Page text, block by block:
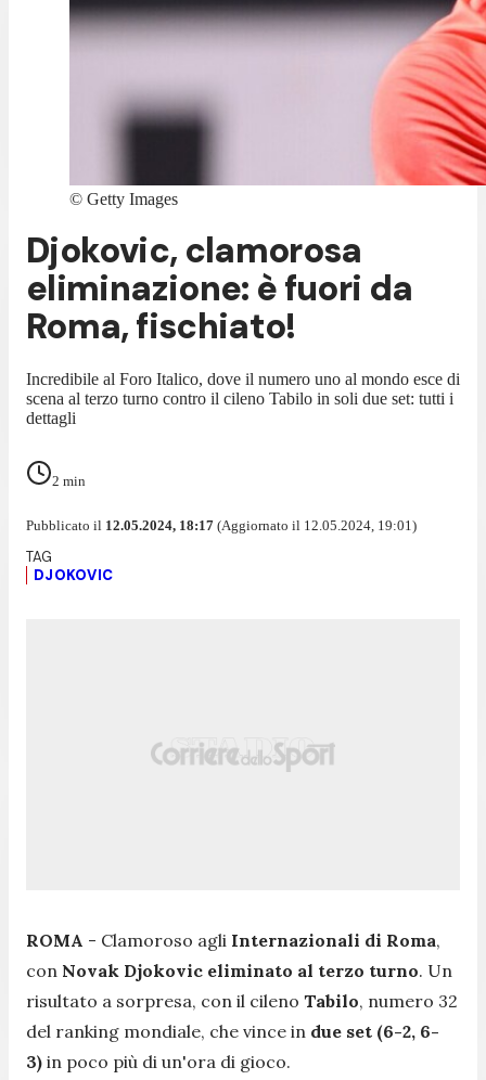
© Getty Images
Djokovic, clamorosa
eliminazione: è fuori da
Roma, fischiato!
Incredibile al Foro Italico, dove il numero uno al mondo esce di
scena al terzo turno contro il cileno Tabilo in soli due set: tutti i
dettagli
2 min
Pubblicato il 12.05.2024, 18:17 (Aggiornato il 12.05.2024, 19:01)
DJOKOVIC
ROMA - Clamoroso agli Internazionali di Roma,
con Novak Djokovic eliminato al terzo turno. Un
risultato a sorpresa, con il cileno Tabilo, numero 32
del ranking mondiale, che vince in due set (6-2, 6-
3) in poco più di un'ora di gioco.